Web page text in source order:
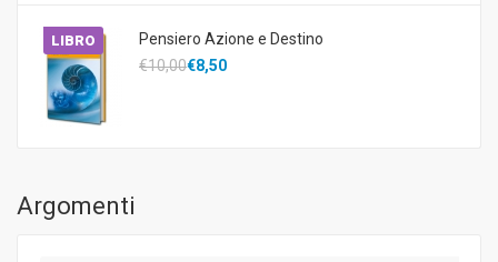
LIBRO
Pensiero Azione e Destino
€10,00€8,50
Argomenti